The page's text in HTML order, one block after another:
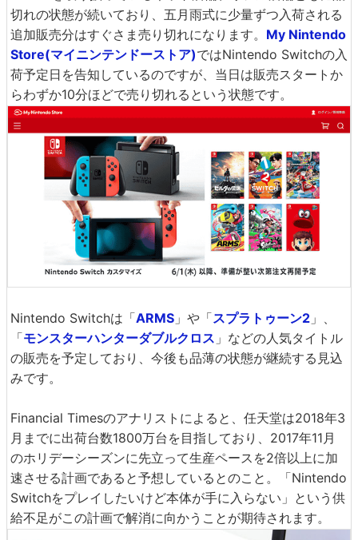
切れの状態が続いており、五月雨式に少量ずつ入荷される
追加販売分はすぐさま売り切れになります。 My Nintendo
Store(マイニンテンドーストア)ではNintendo Switchの入
荷予定日を告知しているのですが、当日は販売スタートか
らわずか10分ほどで売り切れるという状態です。
Nintendo Switchは「ARMS 」や「スプラトゥーン2 」、
「モンスターハンターダブルクロス 」などの人気タイトル
の販売を予定しており、今後も品薄の状態が継続する見込
みです。
Financial Timesのアナリストによると、任天堂は2018年3
月までに出荷台数1800万台を目指しており、2017年11月
のホリデーシーズンに先立って生産ペースを2倍以上に加
速させる計画であると予想しているとのこと。「Nintendo
Switchをプレイしたいけど本体が手に入らない」という供
給不足がこの計画で解消に向かうことが期待されます。